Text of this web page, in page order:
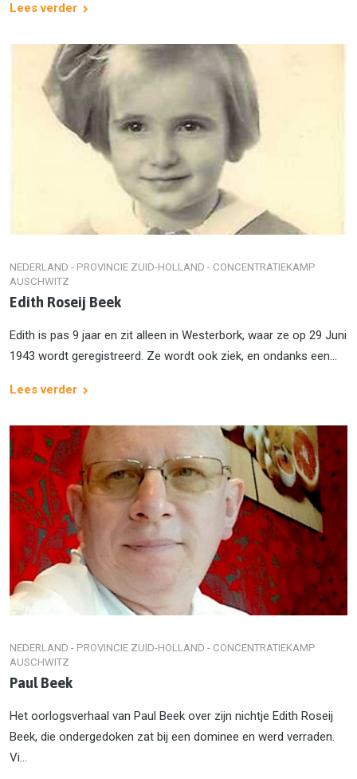
Lees verder
NEDERLAND - PROVINCIE ZUID-HOLLAND - CONCENTRATIEKAMP
AUSCHWITZ
Edith Roseij Beek
Edith is pas 9 jaar en zit alleen in Westerbork, waar ze op 29 Juni
1943 wordt geregistreerd. Ze wordt ook ziek, en ondanks een...
Lees verder
NEDERLAND - PROVINCIE ZUID-HOLLAND - CONCENTRATIEKAMP
AUSCHWITZ
Paul Beek
Het oorlogsverhaal van Paul Beek over zijn nichtje Edith Roseij
Beek, die ondergedoken zat bij een dominee en werd verraden.
Vi...